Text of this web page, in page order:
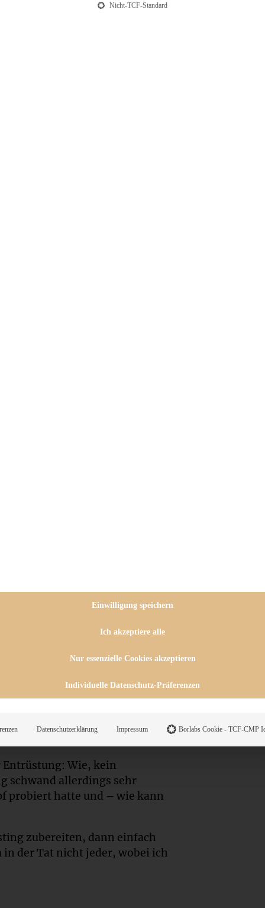
– ein fruchtiger
und lecker
Tagen viel zu heiß zum
mich an frisches Obst, bei
hat Geburtstag,
Traditionell gibt es im Hause
was Frisches! Tja,
Entrüstung: Wie, kein
schwand allerdings sehr
probiert hatte und – wie kann
zubereiten, dann einfach
in der Tat nicht jeder, wobei ich
Nicht-TCF-Standard
Einwilligung speichern
Ich akzeptiere alle
Nur essenzielle Cookies akzeptieren
Individuelle Datenschutz-Präferenzen
Datenschutzerklärung Impressum Borlabs Cookie - TCF-CMP